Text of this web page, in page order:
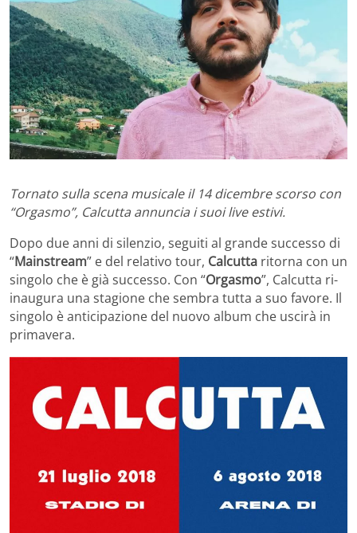
Tornato sulla scena musicale il 14 dicembre scorso con
“Orgasmo”, Calcutta annuncia i suoi live estivi.
Dopo due anni di silenzio, seguiti al grande successo di
“Mainstream” e del relativo tour, Calcutta ritorna con un
singolo che è già successo. Con “Orgasmo”, Calcutta ri-
inaugura una stagione che sembra tutta a suo favore. Il
singolo è anticipazione del nuovo album che uscirà in
primavera.